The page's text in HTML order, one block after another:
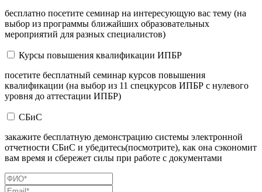
бесплатно посетите семинар на интересующую вас тему (на
выбор из программы ближайших образовательных
мероприятий для разных специалистов)
Курсы повышения квалификации ИПБР
посетите бесплатный семинар курсов повышения
квалификации (на выбор из 11 спецкурсов ИПБР с нулевого
уровня до аттестации ИПБР)
СБиС
закажите бесплатную демонстрацию системы электронной
отчетности СБиС и убедитесь(посмотрите), как она сэкономит
вам время и сбережет силы при работе с документами